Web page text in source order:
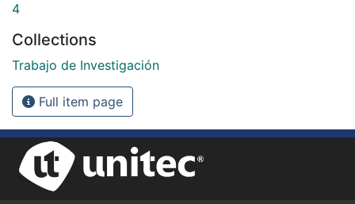
4
Collections
Trabajo de Investigación
Full item page